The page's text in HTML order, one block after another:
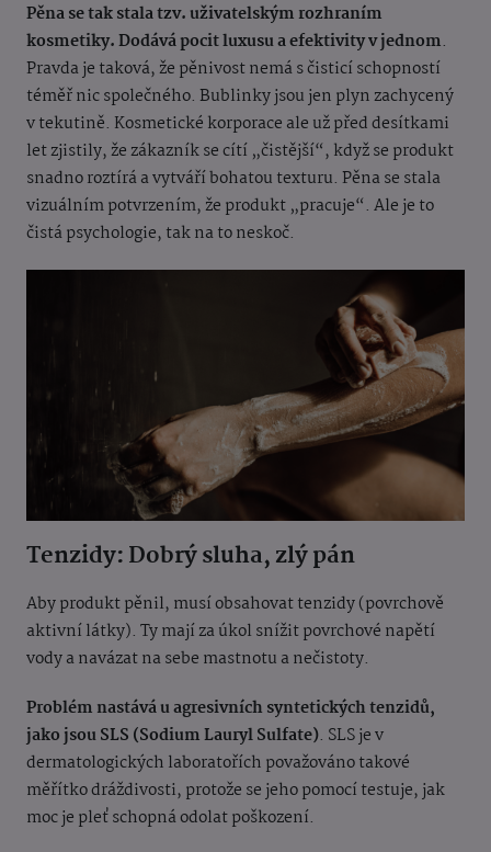
Pěna se tak stala tzv. uživatelským rozhraním
kosmetiky. Dodává pocit luxusu a efektivity v jednom.
Pravda je taková, že pěnivost nemá s čisticí schopností
téměř nic společného. Bublinky jsou jen plyn zachycený
v tekutině. Kosmetické korporace ale už před desítkami
let zjistily, že zákazník se cítí „čistější“, když se produkt
snadno roztírá a vytváří bohatou texturu. Pěna se stala
vizuálním potvrzením, že produkt „pracuje“. Ale je to
čistá psychologie, tak na to neskoč.
Tenzidy: Dobrý sluha, zlý pán
Aby produkt pěnil, musí obsahovat tenzidy (povrchově
aktivní látky). Ty mají za úkol snížit povrchové napětí
vody a navázat na sebe mastnotu a nečistoty.
Problém nastává u agresivních syntetických tenzidů,
jako jsou SLS (Sodium Lauryl Sulfate). SLS je v
dermatologických laboratořích považováno takové
měřítko dráždivosti, protože se jeho pomocí testuje, jak
moc je pleť schopná odolat poškození.